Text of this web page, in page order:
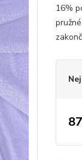
16%